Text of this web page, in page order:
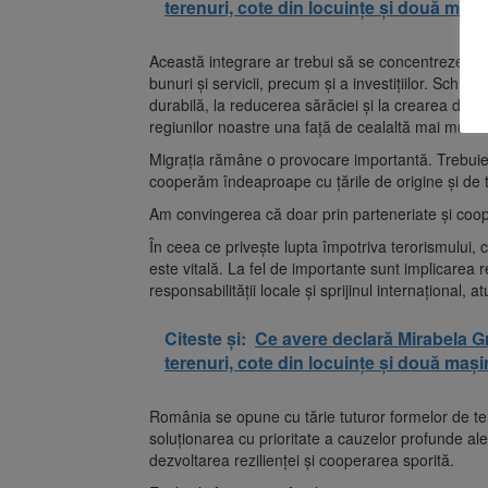
terenuri, cote din locuințe și două mașini
Această integrare ar trebui să se concentreze,
bunuri şi servicii, precum şi a investiţiilor.
durabilă, la reducerea sărăciei şi la crearea de
regiunilor noastre una faţă de cealaltă mai mult
Migraţia rămâne o provocare importantă.
cooperăm îndeaproape cu ţările de origine şi de
Am convingerea că doar prin parteneriate şi
În ceea ce priveşte lupta împotriva terorismului,
este vitală. La fel de importante sunt implicarea
responsabilităţii locale şi sprijinul internaţional,
Citeste și: Ce avere declară Mirabela
terenuri, cote din locuințe și două
România se opune cu tărie tuturor formelor de
soluţionarea cu prioritate a cauzelor profunde
dezvoltarea rezilienţei şi cooperarea sporită.